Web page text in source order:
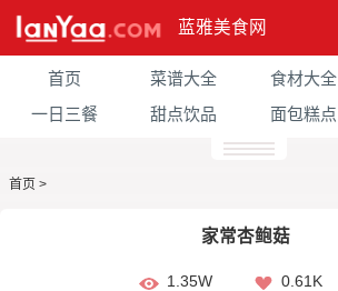
蓝雅美食网
首页 菜谱大全 食材大全
一日三餐
甜点饮品 面包糕点
首页 >
家常杏鲍菇
1.35W 0.61K